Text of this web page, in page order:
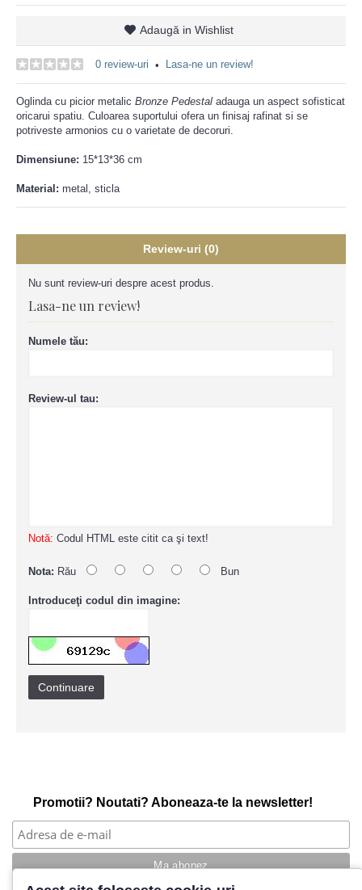
Adaugă in Wishlist
0 review-uri • Lasa-ne un review!
Oglinda cu picior metalic Bronze Pedestal adauga un aspect sofisticat
oricarui spatiu. Culoarea suportului ofera un finisaj rafinat si se
potriveste armonios cu o varietate de decoruri.
Dimensiune: 15*13*36 cm
Material: metal, sticla
Review-uri (0)
Nu sunt review-uri despre acest produs.
Lasa-ne un review!
Numele tău:
Review-ul tau:
Notă: Codul HTML este citit ca şi text!
Nota: Rău Bun
Introduceţi codul din imagine:
Continuare
Promotii? Noutati? Aboneaza-te la newsletter!